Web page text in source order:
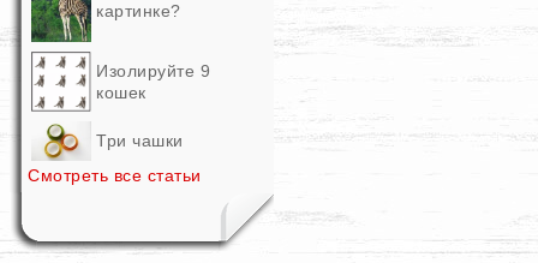
картинке?
Изолируйте 9
кошек
Три чашки
Смотреть все статьи